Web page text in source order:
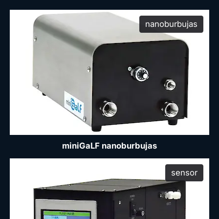
nanoburbujas
miniGaLF nanoburbujas
sensor